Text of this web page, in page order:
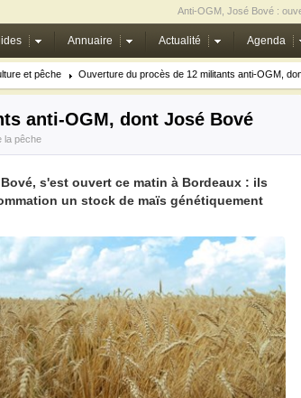
Anti-OGM, José Bové :
Annuaire Actualité Agenda
et pêche Ouverture du procès de 12 militants anti-OGM,
anti-OGM, dont José Bové
la pêche
s'est ouvert ce matin à Bordeaux : ils
un stock de maïs génétiquement